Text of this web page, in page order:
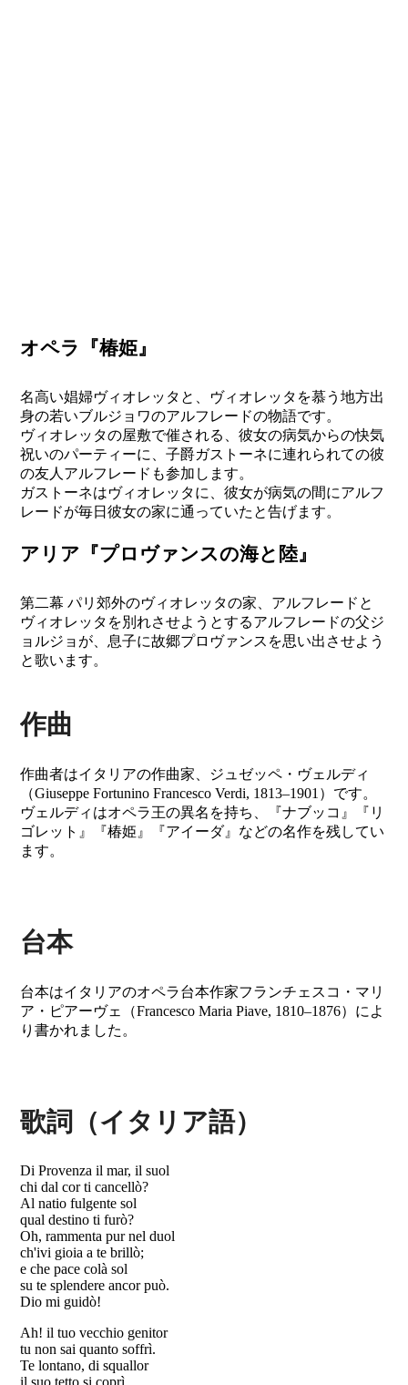
オペラ『椿姫』
名高い娼婦ヴィオレッタと、ヴィオレッタを慕う地方出
身の若いブルジョワのアルフレードの物語です。
ヴィオレッタの屋敷で催される、彼女の病気からの快気
祝いのパーティーに、子爵ガストーネに連れられての彼
の友人アルフレードも参加します。
ガストーネはヴィオレッタに、彼女が病気の間にアルフ
レードが毎日彼女の家に通っていたと告げます。
アリア『プロヴァンスの海と陸』
第二幕 パリ郊外のヴィオレッタの家、アルフレードと
ヴィオレッタを別れさせようとするアルフレードの父ジ
ョルジョが、息子に故郷プロヴァンスを思い出させよう
と歌います。
作曲
作曲者はイタリアの作曲家、ジュゼッペ・ヴェルディ
（Giuseppe Fortunino Francesco Verdi, 1813–1901）です。
ヴェルディはオペラ王の異名を持ち、『ナブッコ』『リ
ゴレット』『椿姫』『アイーダ』などの名作を残してい
ます。
台本
台本はイタリアのオペラ台本作家フランチェスコ・マリ
ア・ピアーヴェ（Francesco Maria Piave, 1810–1876）によ
り書かれました。
歌詞（イタリア語）
Di Provenza il mar, il suol
chi dal cor ti cancellò?
Al natio fulgente sol
qual destino ti furò?
Oh, rammenta pur nel duol
ch'ivi gioia a te brillò;
e che pace colà sol
su te splendere ancor può.
Dio mi guidò!
Ah! il tuo vecchio genitor
tu non sai quanto soffrì.
Te lontano, di squallor
il suo tetto si coprì,